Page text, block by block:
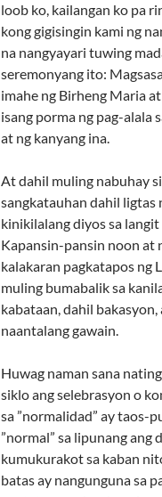
loob ko, kailangan ko pa
kong gigisingin kami ng
na nangyayari tuwing
seremonyang ito:
imahe ng Birheng Maria
isang porma ng pag-alala
at ng kanyang ina.
At dahil muling nabuhay
sangkatauhan dahil ligtas
kinikilalang diyos sa
Kapansin-pansin noon at
kalakaran pagkatapos ng
muling bumabalik sa
kabataan, dahil
naantalang gawain.
Huwag naman sana
siklo ang selebrasyon o
sa ”normalidad” ay taos-
”normal” sa lipunang ang
kumukurakot sa kaban
batas ay nangunguna sa